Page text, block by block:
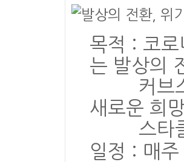
목적 : 코
는 발상의
커브스
새로운 희
스타클
일정 : 매